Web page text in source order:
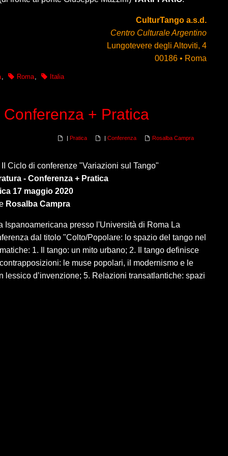
CulturTango a.s.d.
Centro Culturale Argentino
Lungotevere degli Altoviti, 4
00186 • Roma
, Roma, Italia
+ Pratica
Rosalba Campra
| Conferenza
| Pratica
Ciclo di conferenze "Variazioni sul Tango"
- Conferenza + Pratica
17 maggio 2020
Rosalba Campra
Ispanoamericana presso l'Università di Roma La
dal titolo "Colto/Popolare: lo spazio del tango nel
1. Il tango: un mito urbano; 2. Il tango definisce
le muse popolari, il modernismo e le
d’invenzione; 5. Relazioni transatlantiche: spazi